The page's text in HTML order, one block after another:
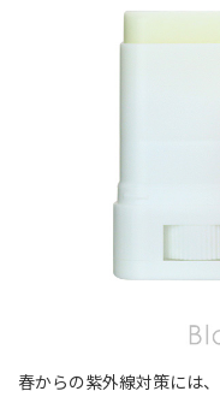
春からの紫外線対策には